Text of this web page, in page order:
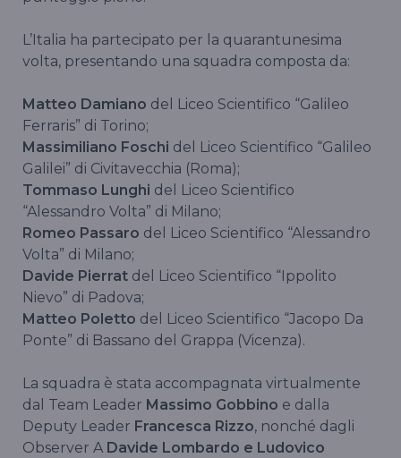
L’Italia ha partecipato per la quarantunesima
volta, presentando una squadra composta da:
Matteo Damiano del Liceo Scientifico “Galileo
Ferraris” di Torino;
Massimiliano Foschi del Liceo Scientifico “Galileo
Galilei” di Civitavecchia (Roma);
Tommaso Lunghi del Liceo Scientifico
“Alessandro Volta” di Milano;
Romeo Passaro del Liceo Scientifico “Alessandro
Volta” di Milano;
Davide Pierrat del Liceo Scientifico “Ippolito
Nievo” di Padova;
Matteo Poletto del Liceo Scientifico “Jacopo Da
Ponte” di Bassano del Grappa (Vicenza).
La squadra è stata accompagnata virtualmente
dal Team Leader Massimo Gobbino e dalla
Deputy Leader Francesca Rizzo, nonché dagli
Observer A Davide Lombardo e Ludovico